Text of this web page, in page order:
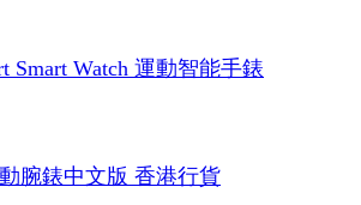
Smart Watch 運動智能手錶
腕錶中文版 香港行貨